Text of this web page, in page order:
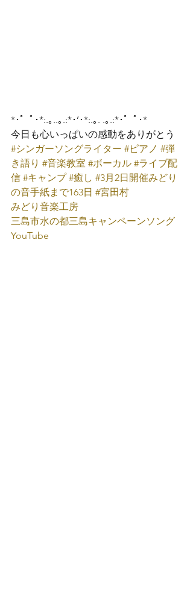
*･゜ﾟ･*:.｡..｡.:*･’･*:.｡. .｡.:*･゜ﾟ･*
今日も心いっぱいの感動をありがとう
#シンガーソングライター #ピアノ #弾
き語り #音楽教室 #ボーカル #ライブ配
信 #キャンプ #癒し #3月2日開催みどり
の音手紙まで163日 #宮田村
みどり音楽工房
三島市水の都三島キャンペーンソング
YouTube